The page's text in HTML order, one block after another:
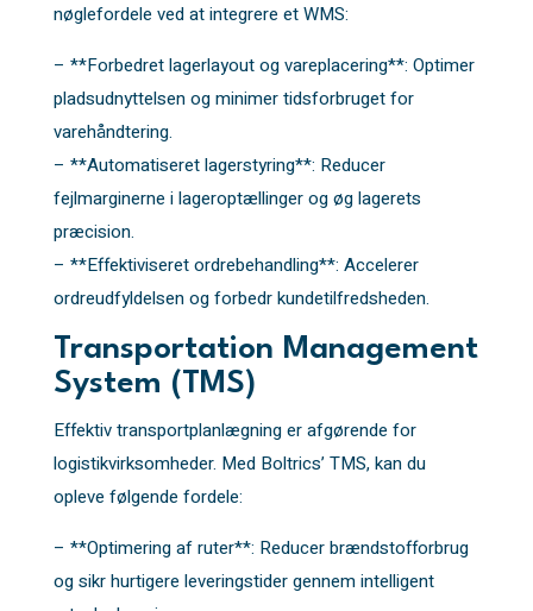
nøglefordele ved at integrere et WMS:
– **Forbedret lagerlayout og vareplacering**: Optimer
pladsudnyttelsen og minimer tidsforbruget for
varehåndtering.
– **Automatiseret lagerstyring**: Reducer
fejlmarginerne i lageroptællinger og øg lagerets
præcision.
– **Effektiviseret ordrebehandling**: Accelerer
ordreudfyldelsen og forbedr kundetilfredsheden.
Transportation Management
System (TMS)
Effektiv transportplanlægning er afgørende for
logistikvirksomheder. Med Boltrics’ TMS, kan du
opleve følgende fordele:
– **Optimering af ruter**: Reducer brændstofforbrug
og sikr hurtigere leveringstider gennem intelligent